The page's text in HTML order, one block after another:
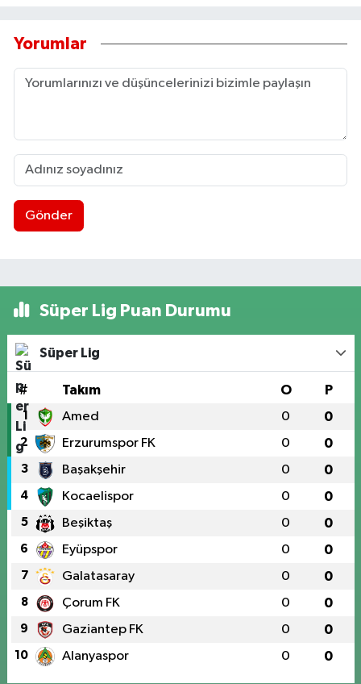
Yorumlar
Gönder
Süper Lig Puan Durumu
Süper Lig
# Takım O P
1 Amed 0 0
2 Erzurumspor FK 0 0
3 Başakşehir 0 0
4 Kocaelispor 0 0
5 Beşiktaş 0 0
6 Eyüpspor 0 0
7 Galatasaray 0 0
8 Çorum FK 0 0
9 Gaziantep FK 0 0
10 Alanyaspor 0 0